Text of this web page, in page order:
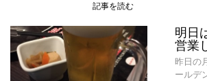
記事を読む
明日
営業
昨日の
ールデ